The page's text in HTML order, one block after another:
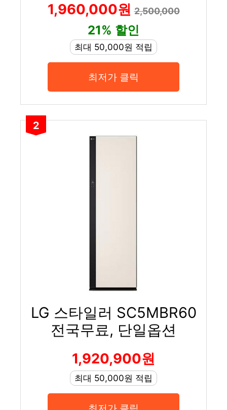
1,960,000원2,500,000
21% 할인
최대 50,000원 적립
최저가 클릭
2
LG 스타일러 SC5MBR60
전국무료, 단일옵션
1,920,900원
최대 50,000원 적립